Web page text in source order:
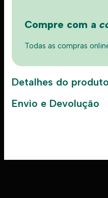
Compre com a
Todas as compras
Detalhes do produto
Envio e Devolução